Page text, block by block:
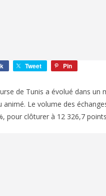
Tweet Pin
de Tunis a évolué dans
animé. Le volume des
pour clôturer à 12 326,7